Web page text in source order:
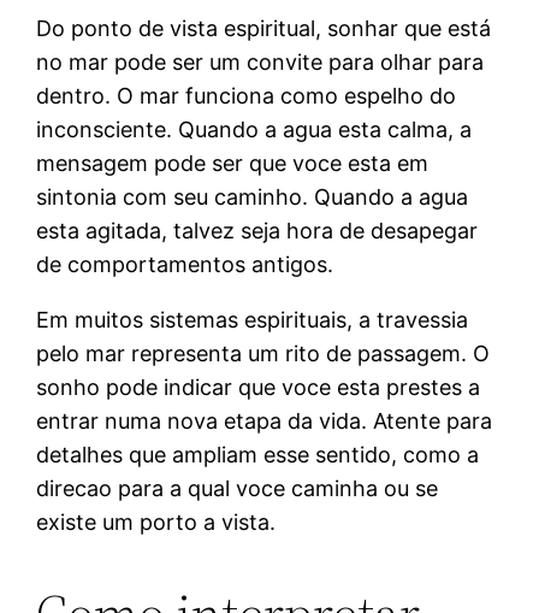
Do ponto de vista espiritual, sonhar que está
no mar pode ser um convite para olhar para
dentro. O mar funciona como espelho do
inconsciente. Quando a agua esta calma, a
mensagem pode ser que voce esta em
sintonia com seu caminho. Quando a agua
esta agitada, talvez seja hora de desapegar
de comportamentos antigos.
Em muitos sistemas espirituais, a travessia
pelo mar representa um rito de passagem. O
sonho pode indicar que voce esta prestes a
entrar numa nova etapa da vida. Atente para
detalhes que ampliam esse sentido, como a
direcao para a qual voce caminha ou se
existe um porto a vista.